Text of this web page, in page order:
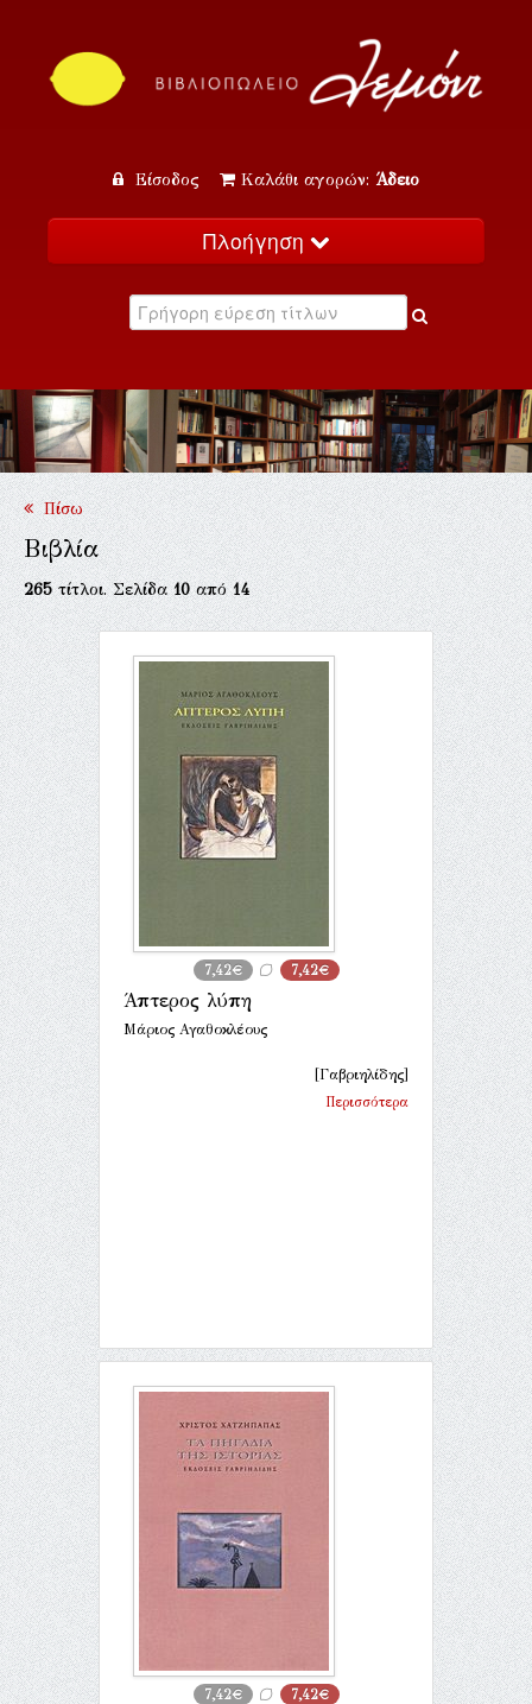
Είσοδος Καλάθι αγορών: Άδειο
Πλοήγηση
Κατάλογος
Εκδηλώσεις
Επικοινωνία
Πίσω
Βιβλία
265τίτλοι. Σελίδα10από14
7,42€ 7,42€
Άπτερος λύπη
Μάριος Αγαθοκλέους
[Γαβριηλίδης]
Περισσότερα
7,42€ 7,42€